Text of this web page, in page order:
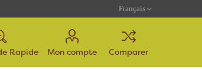
Rapide Mon compte Comparer